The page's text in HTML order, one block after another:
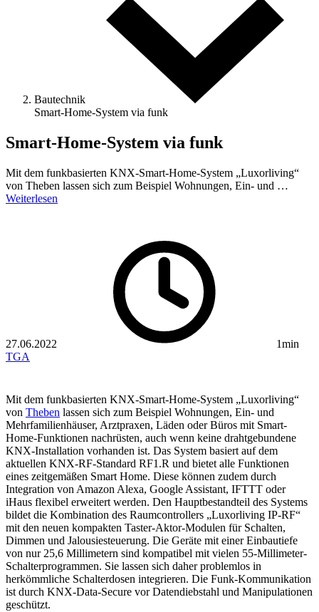
Bautechnik
Smart-Home-­System via funk
Smart-Home-­System via funk
Mit dem funkbasierten KNX-Smart-Home-System „Luxorliving“
von Theben lassen sich zum Beispiel Wohnungen, Ein- und …
Weiterlesen
27.06.2022
1min
TGA
Mit dem funkbasierten KNX-Smart-Home-System „Luxorliving“
von Theben lassen sich zum Beispiel Wohnungen, Ein- und
Mehrfamilienhäuser, Arztpraxen, Läden oder Büros mit Smart-
Home-Funktionen nachrüsten, auch wenn keine drahtgebundene
KNX-Installation vorhanden ist. Das System basiert auf dem
aktuellen KNX-RF-Standard RF1.R und bietet alle Funktionen
eines zeitgemäßen Smart Home. Diese können zudem durch
Integration von Amazon Alexa, Google Assistant, IFTTT oder
iHaus flexibel erweitert werden. Den Hauptbestandteil des Systems
bildet die Kombination des Raumcontrollers „Luxorliving IP-RF“
mit den neuen kompakten Taster-Aktor-Modulen für Schalten,
Dimmen und Jalousiesteuerung. Die Geräte mit einer Einbautiefe
von nur 25,6 Millimetern sind kompatibel mit vielen 55-Millimeter-
Schalterprogrammen. Sie lassen sich daher problemlos in
herkömmliche Schalterdosen integrieren. Die Funk-Kommunikation
ist durch KNX-Data-Secure vor Datendiebstahl und Manipulationen
geschützt.